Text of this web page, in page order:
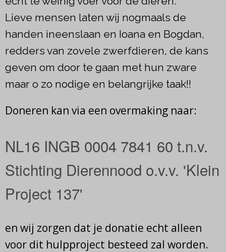
Lieve mensen laten wij nogmaals de
handen ineenslaan en Ioana en Bogdan,
redders van zovele zwerfdieren, de kans
geven om door te gaan met hun zware
maar o zo nodige en belangrijke taak!!
Doneren kan via een overmaking naar:
NL16 INGB 0004 7841 60 t.n.v.
Stichting Dierennood o.v.v. 'Klein
Project 137'
en wij zorgen dat je donatie echt alleen
voor dit hulpproject besteed zal worden.